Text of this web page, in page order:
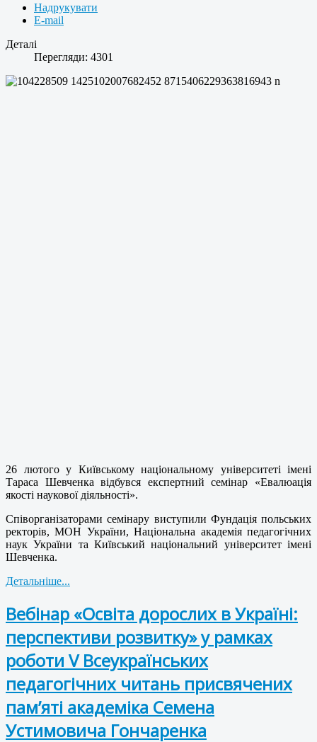
Надрукувати
E-mail
Деталі
Перегляди: 4301
26 лютого у Київському національному університеті імені
Тараса Шевченка відбувся експертний семінар «Евалюація
якості наукової діяльності».
Співорганізаторами семінару виступили Фундація польських
ректорів, МОН України, Національна академія педагогічних
наук України та Київський національний університет імені
Шевченка.
Детальніше...
Вебінар «Освіта дорослих в Україні:
перспективи розвитку» у рамках
роботи V Всеукраїнських
педагогічних читань присвячених
пам’яті академіка Семена
Устимовича Гончаренка